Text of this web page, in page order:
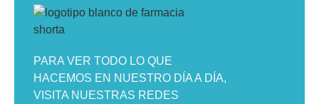
PARA VER TODO LO QUE
HACEMOS EN NUESTRO DÍA A DÍA,
VISITA NUESTRAS REDES